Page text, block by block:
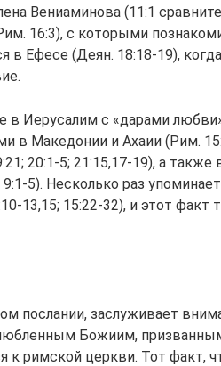
Вениаминова (11:1
16:3), с которыми
в Ефесе (Деян. 18:18-19),
в Иерусалим с «дарами
в Македонии и Ахаии (Рим.
20:1-5; 21:15,17-19), а также
5). Несколько раз
13,15; 15:22-32), и этот факт
послании, заслуживает
Божиим,
к римской церкви. Тот факт,